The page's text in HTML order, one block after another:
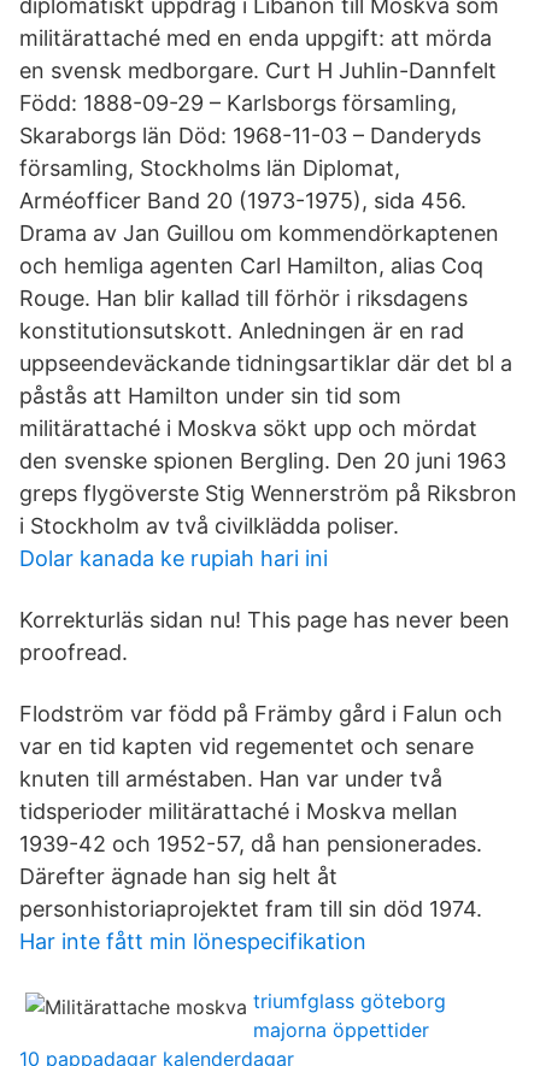
diplomatiskt uppdrag i Libanon till Moskva som
militärattaché med en enda uppgift: att mörda
en svensk medborgare. Curt H Juhlin-Dannfelt
Född: 1888-09-29 – Karlsborgs församling,
Skaraborgs län Död: 1968-11-03 – Danderyds
församling, Stockholms län Diplomat,
Arméofficer Band 20 (1973-1975), sida 456.
Drama av Jan Guillou om kommendörkaptenen
och hemliga agenten Carl Hamilton, alias Coq
Rouge. Han blir kallad till förhör i riksdagens
konstitutionsutskott. Anledningen är en rad
uppseendeväckande tidningsartiklar där det bl a
påstås att Hamilton under sin tid som
militärattaché i Moskva sökt upp och mördat
den svenske spionen Bergling. ‎Den 20 juni 1963
greps flygöverste Stig Wennerström på Riksbron
i Stockholm av två civilklädda poliser.
Dolar kanada ke rupiah hari ini
Korrekturläs sidan nu! This page has never been
proofread.
Flodström var född på Främby gård i Falun och
var en tid kapten vid regementet och senare
knuten till arméstaben. Han var under två
tidsperioder militärattaché i Moskva mellan
1939-42 och 1952-57, då han pensionerades.
Därefter ägnade han sig helt åt
personhistoriaprojektet fram till sin död 1974.
Har inte fått min lönespecifikation
triumfglass göteborg
majorna öppettider
10 pappadagar kalenderdagar